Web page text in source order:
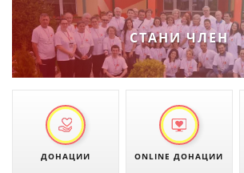
ТИМОВИ НА ООЦК ОХРИД
ПРОЕКТИ – ПОДГОТВЕНОСТ И ДЕЈСТВУВАЊЕ
ОДНОСИ СО ЈАВНОСТ
МЕЃУНАРОДНА СОРАБОТКА
ЗНАЧЕЊЕ НА СЛУЖБАТА ЗА
СТАНИ ЧЛЕН
ДОНАЦИИ ONLINE ДОНАЦИИ